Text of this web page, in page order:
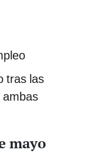
tras las
ambas
mayo